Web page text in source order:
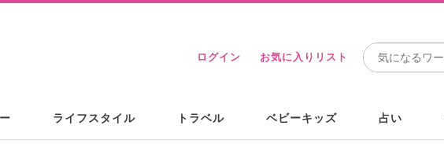
ログイン お気に入りリスト
ライフスタイル トラベル ベビーキッズ 占い